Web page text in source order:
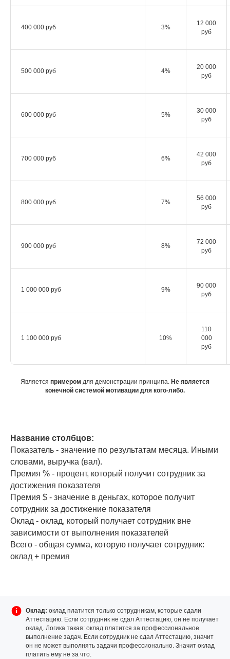
400 000 руб 3%
12 000
руб
500 000 руб 4%
20 000
руб
600 000 руб 5%
30 000
руб
700 000 руб 6%
42 000
руб
800 000 руб 7%
56 000
руб
900 000 руб 8%
72 000
руб
1 000 000 руб 9%
90 000
руб
1 100 000 руб 10%
110
000
руб
Является примером для демонстрации принципа. Не является
конечной системой мотивации для кого-либо.
Название столбцов:
Показатель - значение по результатам месяца. Иными
словами, выручка (вал).
Премия % - процент, который получит сотрудник за
достижения показателя
Премия $ - значение в деньгах, которое получит
сотрудник за достижение показателя
Оклад - оклад, который получает сотрудник вне
зависимости от выполнения показателей
Всего - общая сумма, которую получает сотрудник:
оклад + премия
Оклад: оклад платится только сотрудникам, которые сдали
Аттестацию. Если сотрудник не сдал Аттестацию, он не получает
оклад. Логика такая: оклад платится за профессиональное
выполнение задач. Если сотрудник не сдал Аттестацию, значит
он не может выполнять задачи профессионально. Значит оклад
платить ему не за что.